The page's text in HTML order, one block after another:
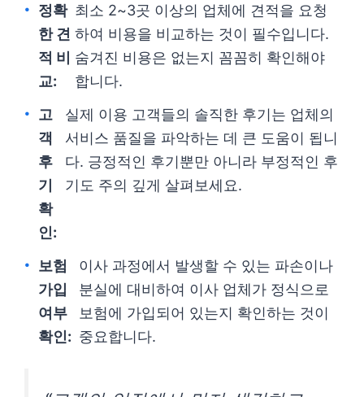
정확
한 견
적 비
교:
최소 2~3곳 이상의 업체에 견적을 요청
하여 비용을 비교하는 것이 필수입니다.
숨겨진 비용은 없는지 꼼꼼히 확인해야
합니다.
고
객
후
기
확
인:
실제 이용 고객들의 솔직한 후기는 업체의
서비스 품질을 파악하는 데 큰 도움이 됩니
다. 긍정적인 후기뿐만 아니라 부정적인 후
기도 주의 깊게 살펴보세요.
보험
가입
여부
확인:
이사 과정에서 발생할 수 있는 파손이나
분실에 대비하여 이사 업체가 정식으로
보험에 가입되어 있는지 확인하는 것이
중요합니다.